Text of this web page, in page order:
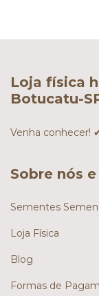
Loja física
Botucatu-
Venha conhecer!
Sobre nós
Sementes
Loja Física
Blog
Formas de